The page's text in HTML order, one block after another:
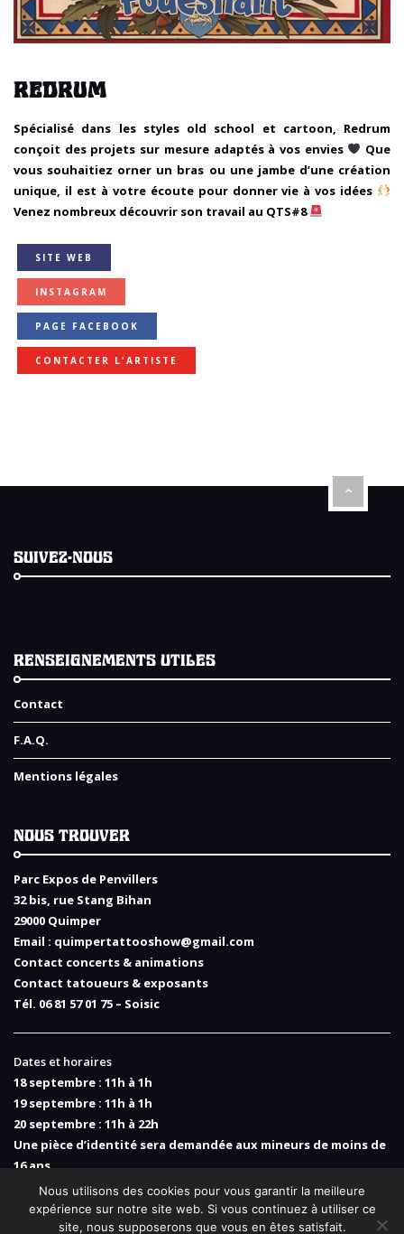
REDRUM
Spécialisé dans les styles old school et cartoon, Redrum
conçoit des projets sur mesure adaptés à vos envies
Que
vous souhaitiez orner un bras ou une jambe d’une création
unique, il est à votre écoute pour donner vie à vos idées
Venez nombreux découvrir son travail au QTS#8
SITE WEB
INSTAGRAM
PAGE FACEBOOK
CONTACTER L'ARTISTE
SUIVEZ-NOUS
RENSEIGNEMENTS UTILES
Contact
F.A.Q.
Mentions légales
NOUS TROUVER
Parc Expos de Penvillers
32 bis, rue Stang Bihan
29000 Quimper
Email : quimpertattooshow@gmail.com
Contact concerts & animations
Contact tatoueurs & exposants
Tél. 06 81 57 01 75 – Soisic
Dates et horaires
18 septembre : 11h à 1h
19 septembre : 11h à 1h
20 septembre : 11h à 22h
Une pièce d’identité sera demandée aux mineurs de moins de
16 ans
Nous utilisons des cookies pour vous garantir la meilleure
expérience sur notre site web. Si vous continuez à utiliser ce
site, nous supposerons que vous en êtes satisfait.